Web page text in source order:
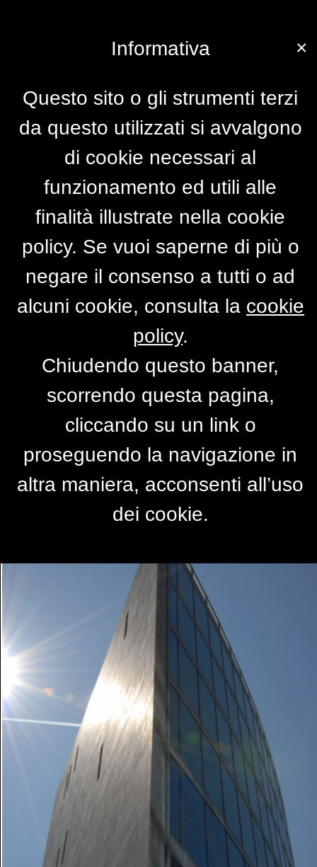
Altra sede della regione
Lombardia 2
digianlucadiodo
×
Informativa
Questo sito o gli strumenti terzi
da questo utilizzati si avvalgono
di cookie necessari al
funzionamento ed utili alle
finalità illustrate nella cookie
policy. Se vuoi saperne di più o
negare il consenso a tutti o ad
alcuni cookie, consulta la cookie
policy.
Chiudendo questo banner,
scorrendo questa pagina,
cliccando su un link o
proseguendo la navigazione in
altra maniera, acconsenti all’uso
dei cookie.